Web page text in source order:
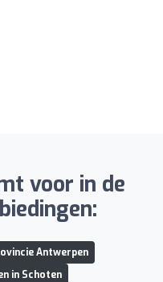
voor in de
Antwerpen
in Schoten